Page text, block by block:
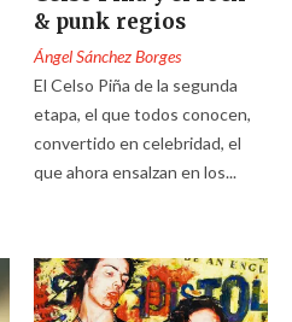
& punk regios
Ángel Sánchez Borges
El Celso Piña de la segunda
etapa, el que todos conocen,
convertido en celebridad, el
que ahora ensalzan en los...